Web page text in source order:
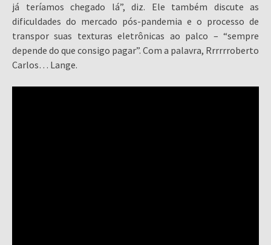
já teríamos chegado lá”, diz. Ele também discute as
dificuldades do mercado pós-pandemia e o processo de
transpor suas texturas eletrônicas ao palco – “sempre
depende do que consigo pagar”. Com a palavra, Rrrrrroberto
Carlos… Lange.